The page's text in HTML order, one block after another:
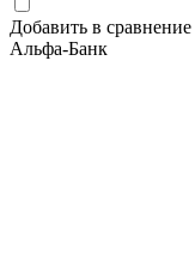
Добавить в сравнение
Альфа-Банк